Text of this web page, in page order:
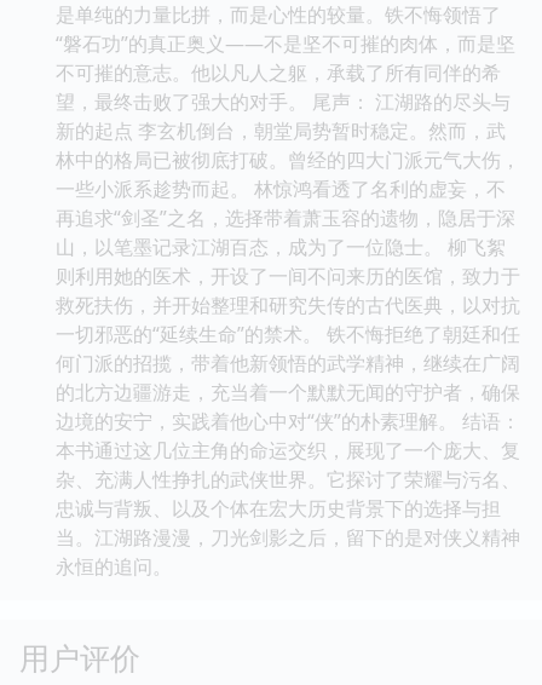
是单纯的力量比拼，而是心性的较量。铁不悔领悟了
“磐石功”的真正奥义——不是坚不可摧的肉体，而是坚
不可摧的意志。他以凡人之躯，承载了所有同伴的希
望，最终击败了强大的对手。 尾声： 江湖路的尽头与
新的起点 李玄机倒台，朝堂局势暂时稳定。然而，武
林中的格局已被彻底打破。曾经的四大门派元气大伤，
一些小派系趁势而起。 林惊鸿看透了名利的虚妄，不
再追求“剑圣”之名，选择带着萧玉容的遗物，隐居于深
山，以笔墨记录江湖百态，成为了一位隐士。 柳飞絮
则利用她的医术，开设了一间不问来历的医馆，致力于
救死扶伤，并开始整理和研究失传的古代医典，以对抗
一切邪恶的“延续生命”的禁术。 铁不悔拒绝了朝廷和任
何门派的招揽，带着他新领悟的武学精神，继续在广阔
的北方边疆游走，充当着一个默默无闻的守护者，确保
边境的安宁，实践着他心中对“侠”的朴素理解。 结语：
本书通过这几位主角的命运交织，展现了一个庞大、复
杂、充满人性挣扎的武侠世界。它探讨了荣耀与污名、
忠诚与背叛、以及个体在宏大历史背景下的选择与担
当。江湖路漫漫，刀光剑影之后，留下的是对侠义精神
永恒的追问。
用户评价